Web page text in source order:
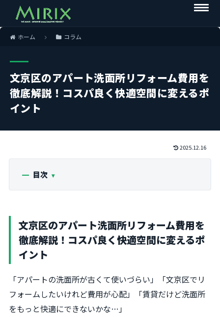
ホーム コラム
文京区のアパート洗面所リフォーム費用を
徹底解説！コスパ良く快適空間に変えるポ
イント
2025.12.16
目次
文京区のアパート洗面所リフォーム費用を
徹底解説！コスパ良く快適空間に変えるポ
イント
「アパートの洗面所が古くて使いづらい」「文京区でリ
フォームしたいけれど費用が心配」「賃貸だけど洗面所
をもっと快適にできないかな…」